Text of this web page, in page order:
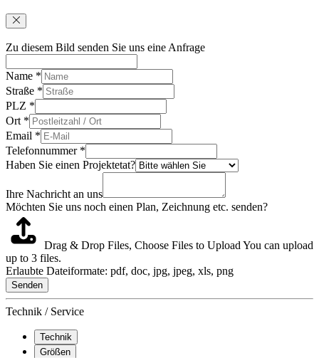
Zu diesem Bild senden Sie uns eine Anfrage
Name *
Straße *
PLZ *
Ort *
Email *
Telefonnummer *
Haben Sie einen Projektetat?
Ihre Nachricht an uns
Möchten Sie uns noch einen Plan, Zeichnung etc. senden?
Drag & Drop Files, Choose Files to Upload You can upload
up to 3 files.
Erlaubte Dateiformate: pdf, doc, jpg, jpeg, xls, png
Senden
Technik / Service
Technik
Größen